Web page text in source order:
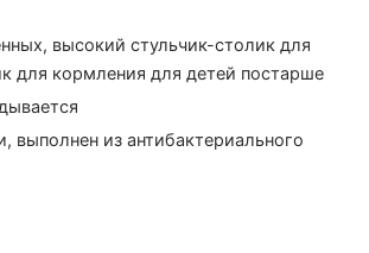
высокий стульчик-столик для
для кормления для детей постарше
из антибактериального